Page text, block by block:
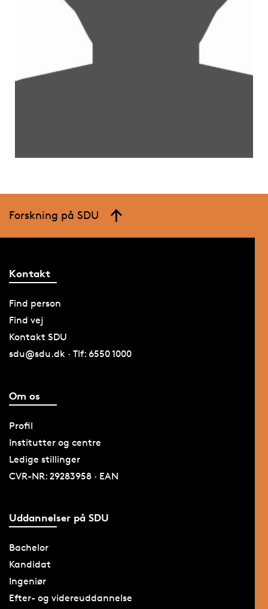
Forskning på SDU
Kontakt
Find person
Find vej
Kontakt SDU
sdu@sdu.dk · Tlf: 6550 1000
Om os
Profil
Institutter og centre
Ledige stillinger
CVR-NR: 29283958 · EAN
Uddannelser på SDU
Bachelor
Kandidat
Ingeniør
Efter- og videreuddannelse